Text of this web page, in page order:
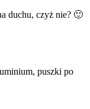
duchu, czyż nie? 🙂
puszki po